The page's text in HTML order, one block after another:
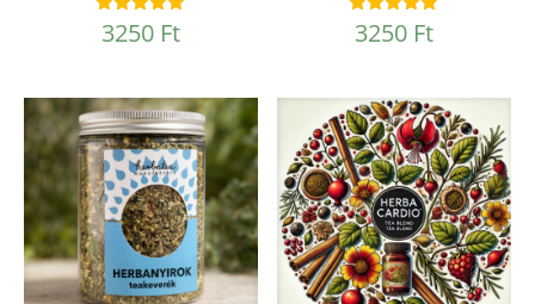
Értékelés:
4.86
3250 Ft
Értékelés:
4.97
3250 Ft